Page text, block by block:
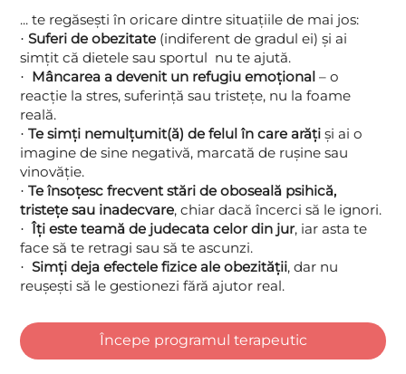
... te regăsești în oricare dintre situațiile de mai jos:
· Suferi de obezitate (indiferent de gradul ei) și ai
simțit că dietele sau sportul nu te ajută.
· Mâncarea a devenit un refugiu emoțional – o
reacție la stres, suferință sau tristețe, nu la foame
reală.
· Te simți nemulțumit(ă) de felul în care arăți și ai o
imagine de sine negativă, marcată de rușine sau
vinovăție.
· Te însoțesc frecvent stări de oboseală psihică,
tristețe sau inadecvare, chiar dacă încerci să le ignori.
· Îți este teamă de judecata celor din jur, iar asta te
face să te retragi sau să te ascunzi.
· Simți deja efectele fizice ale obezității, dar nu
reușești să le gestionezi fără ajutor real.
Începe programul terapeutic